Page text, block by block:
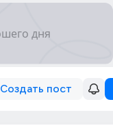
Создать пост